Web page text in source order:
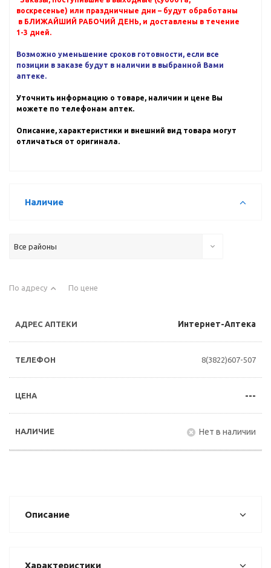
воскресенье) или праздничные дни – будут обработаны
в БЛИЖАЙШИЙ РАБОЧИЙ ДЕНЬ, и доставлены в течение
1-3 дней.
Возможно уменьшение сроков готовности, если все
позиции в заказе будут в наличии в выбранной Вами
аптеке.
Уточнить информацию о товаре, наличии и цене Вы
можете по телефонам аптек.
Описание, характеристики и внешний вид товара могут
отличаться от оригинала.
Наличие
Все районы
По адресу По цене
Интернет-Аптека
8(3822)607-507
---
Нет в наличии
Описание
Характеристики